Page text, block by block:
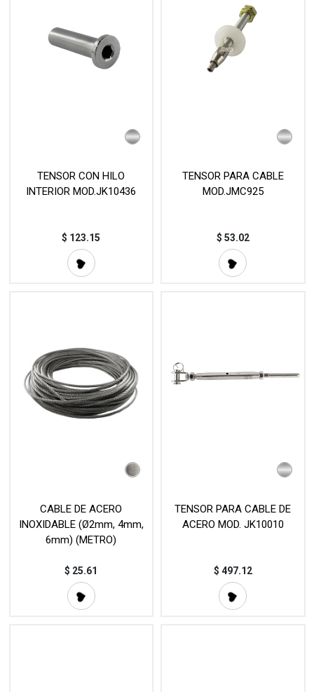
TENSOR CON HILO
INTERIOR MOD.JK10436
$ 123.15
TENSOR PARA CABLE
MOD.JMC925
$ 53.02
CABLE DE ACERO
INOXIDABLE (Ø2mm, 4mm,
6mm) (METRO)
$ 25.61
TENSOR PARA CABLE DE
ACERO MOD. JK10010
$ 497.12